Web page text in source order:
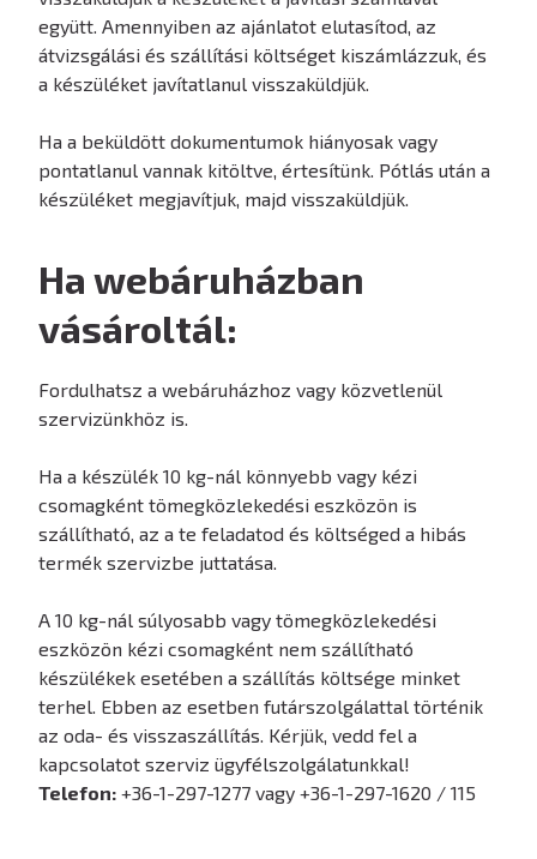
együtt. Amennyiben az ajánlatot elutasítod, az
átvizsgálási és szállítási költséget kiszámlázzuk, és
a készüléket javítatlanul visszaküldjük.
Ha a beküldött dokumentumok hiányosak vagy
pontatlanul vannak kitöltve, értesítünk. Pótlás után a
készüléket megjavítjuk, majd visszaküldjük.
Ha webáruházban
vásároltál:
Fordulhatsz a webáruházhoz vagy közvetlenül
szervizünkhöz is.
Ha a készülék 10 kg-nál könnyebb vagy kézi
csomagként tömegközlekedési eszközön is
szállítható, az a te feladatod és költséged a hibás
termék szervizbe juttatása.
A 10 kg-nál súlyosabb vagy tömegközlekedési
eszközön kézi csomagként nem szállítható
készülékek esetében a szállítás költsége minket
terhel. Ebben az esetben futárszolgálattal történik
az oda- és visszaszállítás. Kérjük, vedd fel a
kapcsolatot szerviz ügyfélszolgálatunkkal!
Telefon: +36-1-297-1277 vagy +36-1-297-1620 / 115